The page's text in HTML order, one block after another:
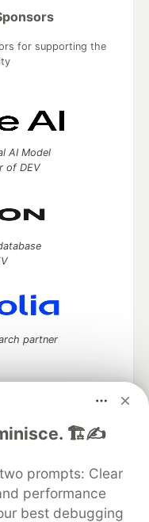
🏗️✍️
prompts: Clear
performance
best debugging
for supporting the
AI Model
of DEV
partner
and keep up software
Advertise on DEV
About
Contact
Shop MLH